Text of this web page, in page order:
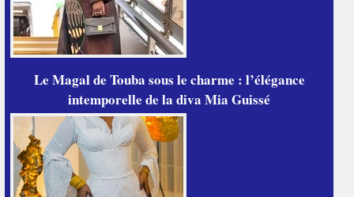
Le Magal de Touba sous le charme : l’élégance
intemporelle de la diva Mia Guissé